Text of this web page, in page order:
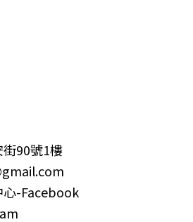
90號1樓
心-Facebook